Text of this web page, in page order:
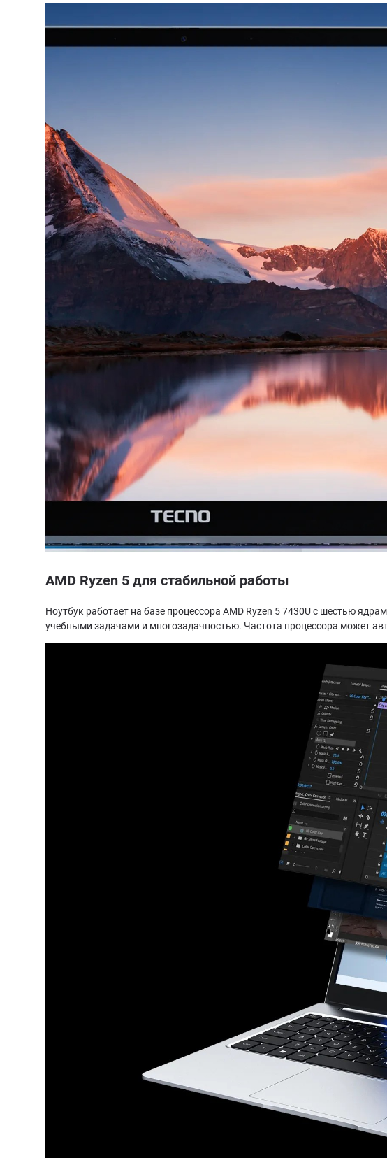
AMD Ryzen 5 для стабильной работы
Ноутбук работает на базе процессора AMD Ryzen 5 7430U с шестью
учебными задачами и многозадачностью. Частота процессора может